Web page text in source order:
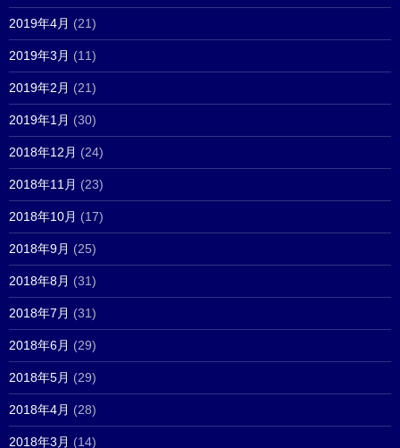
2019年4月 (21)
2019年3月 (11)
2019年2月 (21)
2019年1月 (30)
2018年12月 (24)
2018年11月 (23)
2018年10月 (17)
2018年9月 (25)
2018年8月 (31)
2018年7月 (31)
2018年6月 (29)
2018年5月 (29)
2018年4月 (28)
2018年3月 (14)